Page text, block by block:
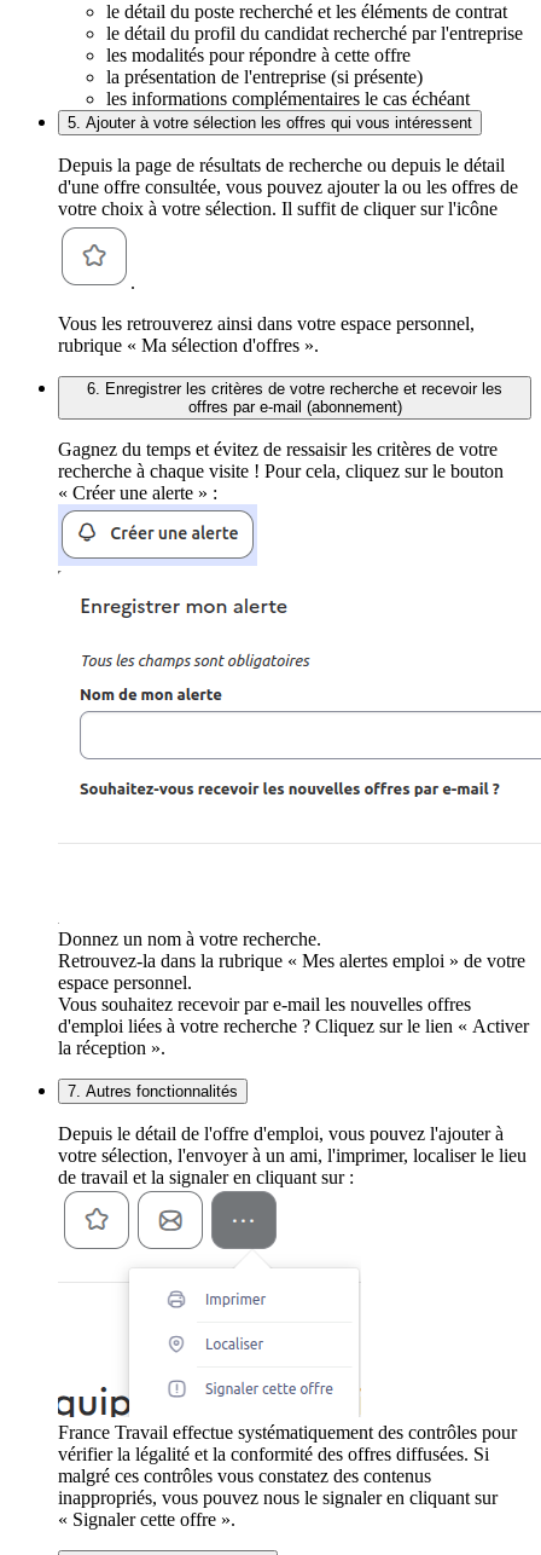
le détail du poste recherché et les éléments de contrat
le détail du profil du candidat recherché par l'entreprise
les modalités pour répondre à cette offre
la présentation de l'entreprise (si présente)
les informations complémentaires le cas échéant
5. Ajouter à votre sélection les offres qui vous intéressent
Depuis la page de résultats de recherche ou depuis le détail
d'une offre consultée, vous pouvez ajouter la ou les offres de
votre choix à votre sélection. Il suffit de cliquer sur l'icône
.
Vous les retrouverez ainsi dans votre espace personnel,
rubrique « Ma sélection d'offres ».
6. Enregistrer les critères de votre recherche et recevoir les
offres par e-mail (abonnement)
Gagnez du temps et évitez de ressaisir les critères de votre
recherche à chaque visite ! Pour cela, cliquez sur le bouton
« Créer une alerte » :
Donnez un nom à votre recherche.
Retrouvez-la dans la rubrique « Mes alertes emploi » de votre
espace personnel.
Vous souhaitez recevoir par e-mail les nouvelles offres
d'emploi liées à votre recherche ? Cliquez sur le lien « Activer
la réception ».
7. Autres fonctionnalités
Depuis le détail de l'offre d'emploi, vous pouvez l'ajouter à
votre sélection, l'envoyer à un ami, l'imprimer, localiser le lieu
de travail et la signaler en cliquant sur :
France Travail effectue systématiquement des contrôles pour
vérifier la légalité et la conformité des offres diffusées. Si
malgré ces contrôles vous constatez des contenus
inappropriés, vous pouvez nous le signaler en cliquant sur
« Signaler cette offre ».